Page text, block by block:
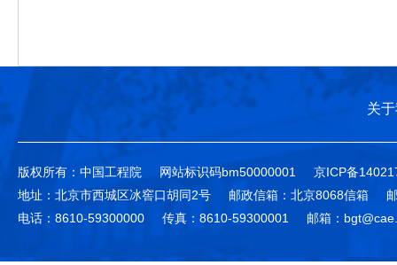
关
版权所有：中国工程院 网站标识码bm50000001
京ICP备
地址：北京市西城区冰窖口胡同2号
邮政信箱：北京8068信箱
电话：8610-59300000
传真：8610-59300001 邮箱：